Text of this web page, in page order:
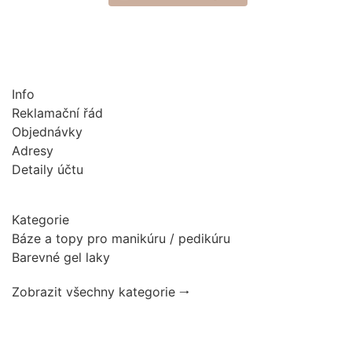
Info
Reklamační řád
Objednávky
Adresy
Detaily účtu
Kategorie
Báze a topy pro manikúru / pedikúru
Barevné gel laky
Zobrazit všechny kategorie 🠂